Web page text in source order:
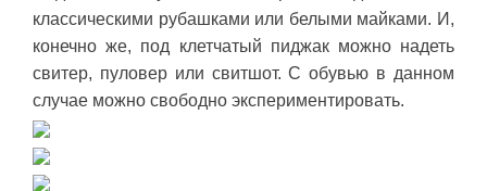
классическими рубашками или белыми майками. И,
конечно же, под клетчатый пиджак можно надеть
свитер, пуловер или свитшот. С обувью в данном
случае можно свободно экспериментировать.